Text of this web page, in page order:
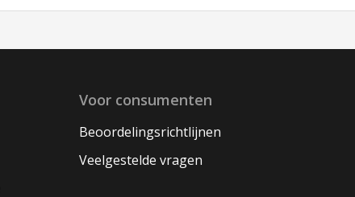
Voor consumenten
Beoordelingsrichtlijnen
Veelgestelde vragen